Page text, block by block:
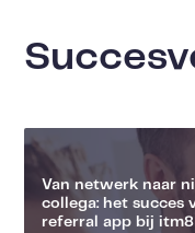
Van netwerk naar
collega: het succes
referral app bij itm8